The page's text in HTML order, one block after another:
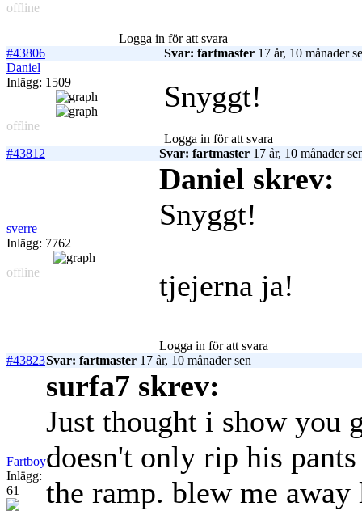
offline
Logga in för att svara
#43806
Svar: fartmaster 17 år, 10 månader
Daniel
Inlägg: 1509
offline
Snyggt!
Logga in för att svara
#43812
Svar: fartmaster 17 år, 10 månader
sverre
Inlägg: 7762
offline
Daniel skrev:
Snyggt!
tjejerna ja!
Logga in för att svara
#43823Svar: fartmaster 17 år, 10 månader sen
Fartboy
Inlägg:
61
surfa7 skrev:
Just thought i show you
doesn't only rip his
the ramp. blew me